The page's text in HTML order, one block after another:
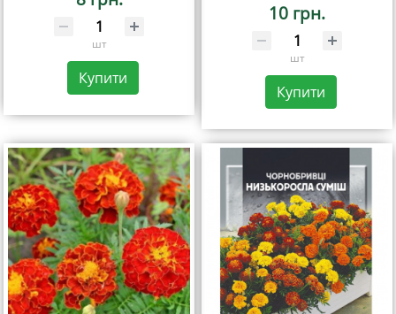
шт
Купити
10 грн.
шт
Купити